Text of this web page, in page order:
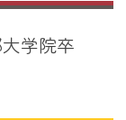
学院卒